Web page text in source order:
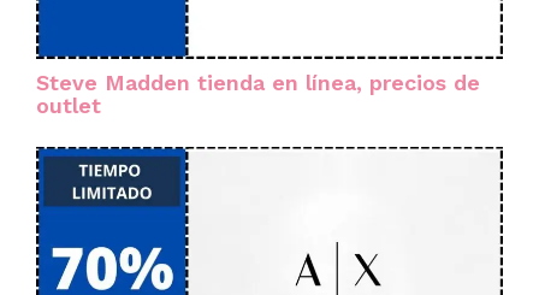
Steve Madden tienda en línea, precios de
outlet